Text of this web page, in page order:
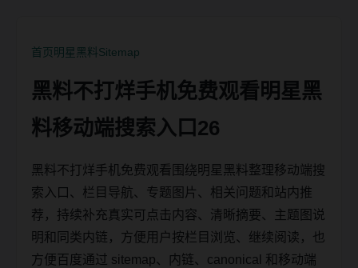
首页明星黑料Sitemap
黑料不打烊手机免费观看明星黑
料移动端搜索入口26
黑料不打烊手机免费观看围绕明星黑料整理移动端搜
索入口、栏目导航、专题图片、相关问题和站内推
荐，持续补充真实可点击内容、清晰摘要、主题图说
明和同类内链，方便用户按栏目浏览、继续阅读，也
方便百度通过 sitemap、内链、canonical 和移动端